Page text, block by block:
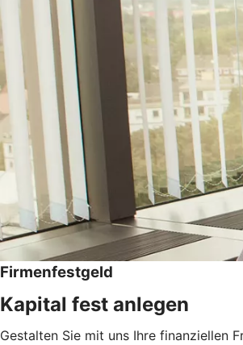
Firmenfestgeld
Kapital fest anlegen
Gestalten Sie mit uns Ihre finanziellen